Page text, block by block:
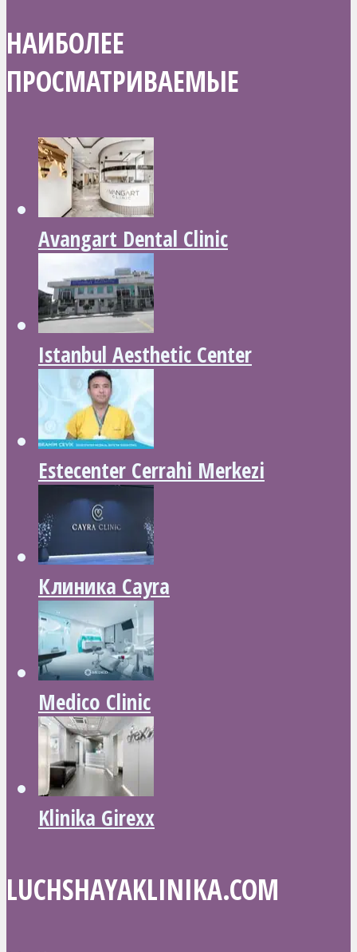
НАИБОЛЕЕ
ПРОСМАТРИВАЕМЫЕ
Avangart Dental Clinic
Istanbul Aesthetic Center
Estecenter Cerrahi Merkezi
Клиника Cayra
Medico Clinic
Klinika Girexx
LUCHSHAYAKLINIKA.COM